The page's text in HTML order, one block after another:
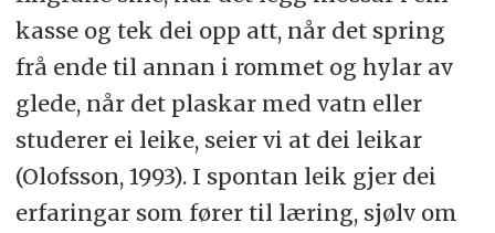
kasse og tek dei opp att, når det spring
frå ende til annan i rommet og hylar av
glede, når det plaskar med vatn eller
studerer ei leike, seier vi at dei leikar
(Olofsson, 1993). I spontan leik gjer dei
erfaringar som fører til læring, sjølv om